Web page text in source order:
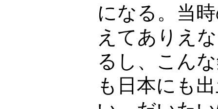
になる。当
えてありえ
るし、こん
も日本にも